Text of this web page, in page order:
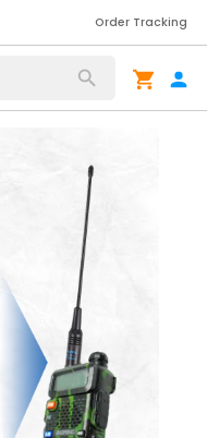
Order Tracking